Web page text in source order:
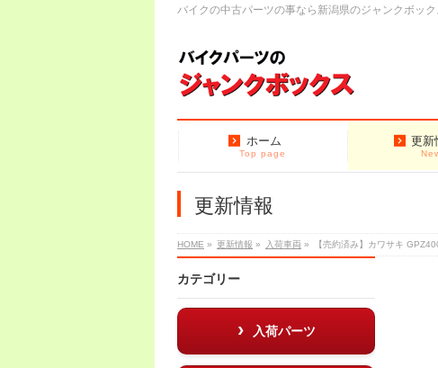
バイクの中古パーツの事なら新潟県のジャンクボック
ホーム
Top page
更新
更新情報
HOME » 更新情報 » 入荷車両 » 【売約済み】カワサキ
カテゴリー
入荷パーツ